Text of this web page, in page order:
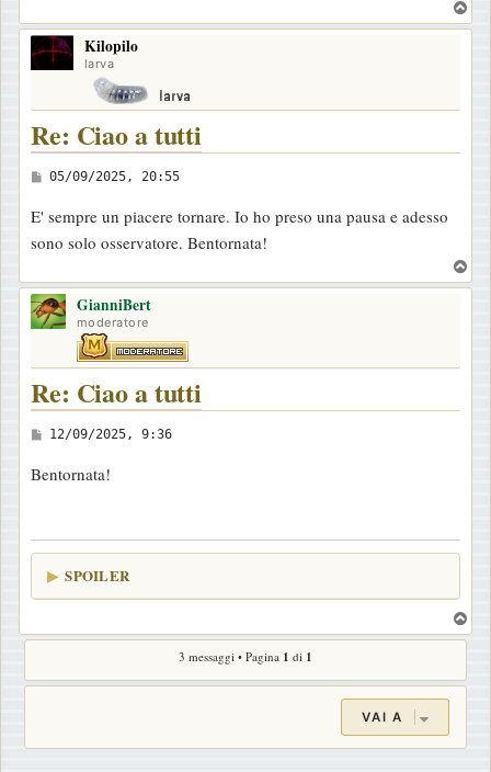
o
Kilopilo
larva
Re: Ciao a tutti
M
s
s
a
g
g
o
05/09/2025, 20:55
E' sempre un piacere tornare. Io ho preso una pausa e adesso
sono solo osservatore. Bentornata!
o
GianniBert
moderatore
Re: Ciao a tutti
M
s
a
g
o
12/09/2025, 9:36
Bentornata!
SPOILER
o
3 messaggi • Pagina 1 di 1
VAI A